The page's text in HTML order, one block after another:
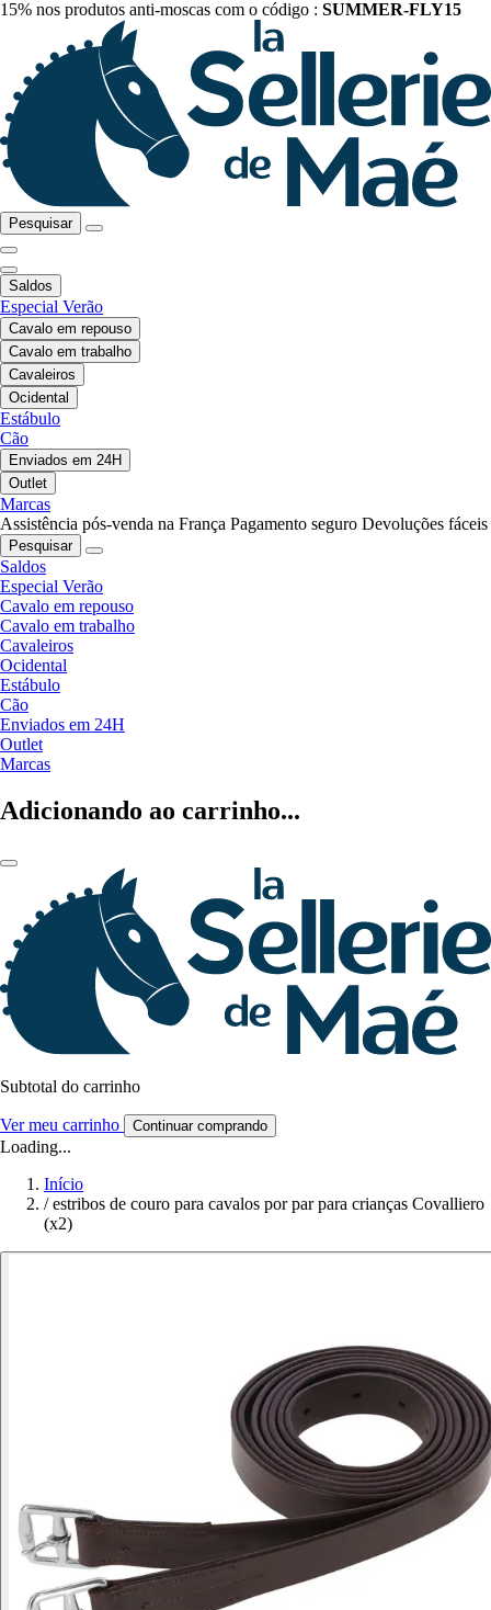
15% nos produtos anti-moscas com o código : SUMMER-FLY15
Pesquisar
Saldos
Especial Verão
Cavalo em repouso
Cavalo em trabalho
Cavaleiros
Ocidental
Estábulo
Cão
Enviados em 24H
Outlet
Marcas
Assistência pós-venda na França Pagamento seguro Devoluções fáceis
Pesquisar
Saldos
Especial Verão
Cavalo em repouso
Cavalo em trabalho
Cavaleiros
Ocidental
Estábulo
Cão
Enviados em 24H
Outlet
Marcas
Adicionando ao carrinho...
Subtotal do carrinho
Ver meu carrinho Continuar comprando
Loading...
Início
/ estribos de couro para cavalos por par para crianças Covalliero
(x2)